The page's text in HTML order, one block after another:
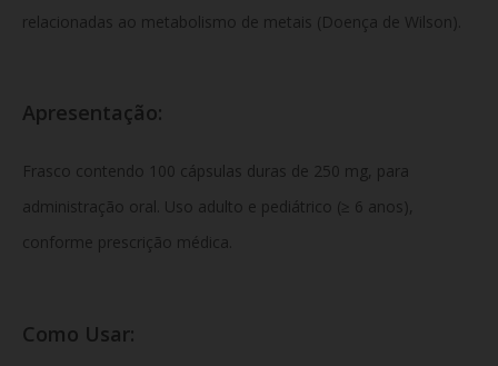
relacionadas ao metabolismo de metais (Doença de Wilson).
Apresentação:
Frasco contendo 100 cápsulas duras de 250 mg, para
administração oral. Uso adulto e pediátrico (≥ 6 anos),
conforme prescrição médica.
Como Usar: